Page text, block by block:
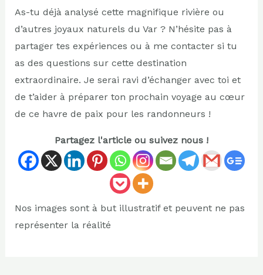
As-tu déjà analysé cette magnifique rivière ou
d’autres joyaux naturels du Var ? N’hésite pas à
partager tes expériences ou à me contacter si tu
as des questions sur cette destination
extraordinaire. Je serai ravi d’échanger avec toi et
de t’aider à préparer ton prochain voyage au cœur
de ce havre de paix pour les randonneurs !
Partagez l'article ou suivez nous !
Nos images sont à but illustratif et peuvent ne pas
représenter la réalité